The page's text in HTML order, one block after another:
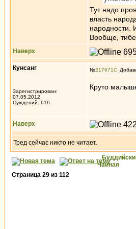
Тут надо
власть
народности.
Вообще,
Наверх
Кунсанг
Зарегистрирован:
07.05.2012
Суждений: 616
№217671
Круто
Наверх
Тред сейчас никто не читает.
Чайная
Страница 29 из 112